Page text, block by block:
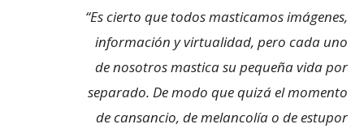
“Es cierto que todos masticamos imágenes,
información y virtualidad, pero cada uno
de nosotros mastica su pequeña vida por
separado. De modo que quizá el momento
de cansancio, de melancolía o de estupor